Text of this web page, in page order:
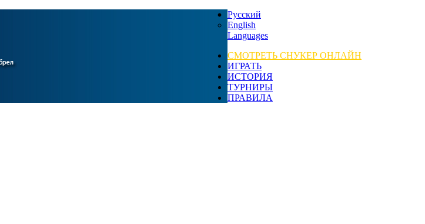
Русский
English
Languages
СМОТРЕТЬ СНУКЕР ОНЛАЙН
ИГРАТЬ
ИСТОРИЯ
ТУРНИРЫ
ПРАВИЛА